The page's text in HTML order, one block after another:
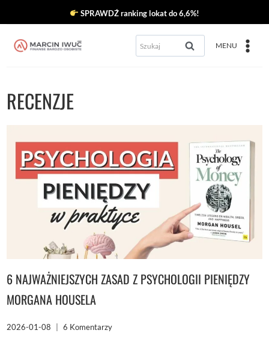
treści
SPRAWDŹ ranking lokat do 6,6%!
Szukaj: MENU
RECENZJE
6 NAJWAŻNIEJSZYCH ZASAD Z PSYCHOLOGII PIENIĘDZY
MORGANA HOUSELA
2026-01-08 6 Komentarzy